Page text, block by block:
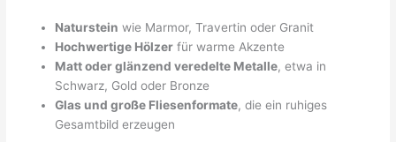
Naturstein wie Marmor, Travertin oder Granit
Hochwertige Hölzer für warme Akzente
Matt oder glänzend veredelte Metalle, etwa in
Schwarz, Gold oder Bronze
Glas und große Fliesenformate, die ein ruhiges
Gesamtbild erzeugen